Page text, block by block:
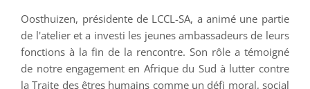
Oosthuizen, présidente de LCCL-SA, a animé une partie
de l'atelier et a investi les jeunes ambassadeurs de leurs
fonctions à la fin de la rencontre. Son rôle a témoigné
de notre engagement en Afrique du Sud à lutter contre
la Traite des êtres humains comme un défi moral, social